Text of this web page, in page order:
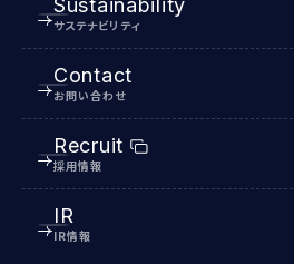
Sustainability
サステナビリティ
Contact
お問い合わせ
Recruit
採用情報
IR
IR情報